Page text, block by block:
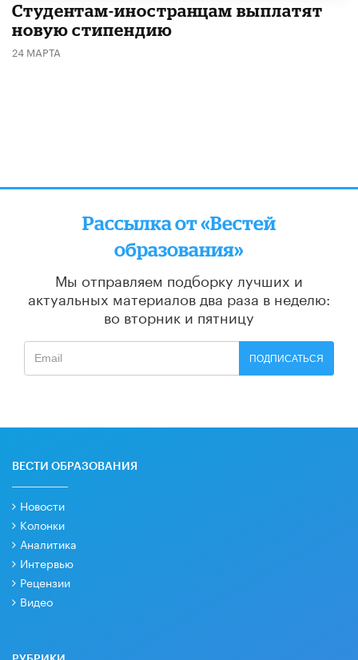
Студентам-иностранцам выплатят
новую стипендию
24 МАРТА
Рассылка от «Вестей
образования»
Мы отправляем подборку лучших и
актуальных материалов два раза в неделю:
во вторник и пятницу
ПОДПИСАТЬСЯ
ВЕСТИ ОБРАЗОВАНИЯ
Новости
Колонки
Аналитика
Интервью
Рецензии
Видео